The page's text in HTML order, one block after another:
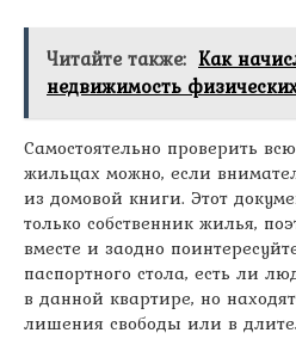
Читайте также: Как
недвижимость
Самостоятельно проверить
жильцах можно, если
из домовой книги. Этот
только собственник жилья,
вместе и заодно
паспортного стола, есть ли
в данной квартире, но
лишения свободы или в